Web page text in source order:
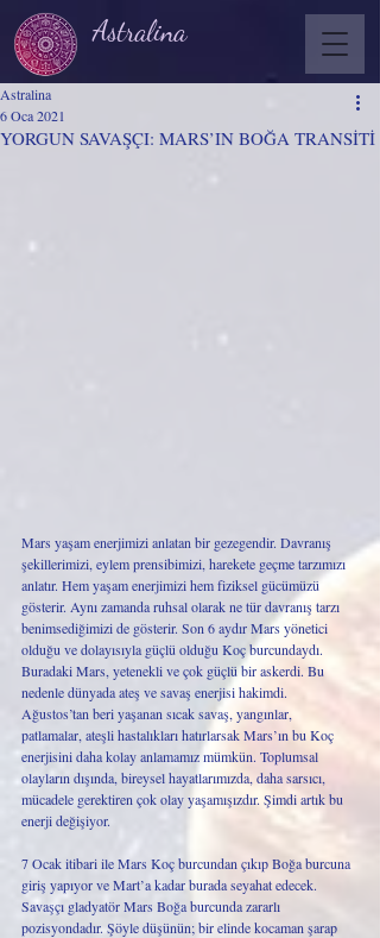
Astralina
YORGUN SAVAŞÇI: MARS’IN BOĞA TRANSİTİ
Astralina
6 Oca 2021
Mars yaşam enerjimizi anlatan bir gezegendir. Davranış
şekillerimizi, eylem prensibimizi, harekete geçme tarzımızı
anlatır. Hem yaşam enerjimizi hem fiziksel gücümüzü
gösterir. Aynı zamanda ruhsal olarak ne tür davranış tarzı
benimsediğimizi de gösterir. Son 6 aydır Mars yönetici
olduğu ve dolayısıyla güçlü olduğu Koç burcundaydı.
Buradaki Mars, yetenekli ve çok güçlü bir askerdi. Bu
nedenle dünyada ateş ve savaş enerjisi hakimdi.
Ağustos’tan beri yaşanan sıcak savaş, yangınlar,
patlamalar, ateşli hastalıkları hatırlarsak Mars’ın bu Koç
enerjisini daha kolay anlamamız mümkün. Toplumsal
olayların dışında, bireysel hayatlarımızda, daha sarsıcı,
mücadele gerektiren çok olay yaşamışızdır. Şimdi artık bu
enerji değişiyor.
7 Ocak itibari ile Mars Koç burcundan çıkıp Boğa burcuna
giriş yapıyor ve Mart’a kadar burada seyahat edecek.
Savaşçı gladyatör Mars Boğa burcunda zararlı
pozisyondadır. Şöyle düşünün; bir elinde kocaman şarap